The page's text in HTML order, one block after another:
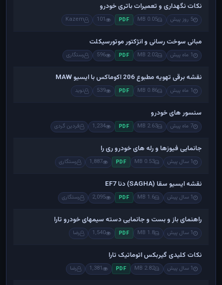
نکات نگهداری و تعمیرات باتری خودرو
5 روز پیش 0.05 MB
PDF
101
Kazem
مبانی سوخت رسانی و انژکتور موتورسیکلت
1 ماه پیش 2.02 MB
PDF
596 رستگاری
نقشه برقی تهویه مطبوع 206 اکوماکس با ایسیو MAW
1 ماه پیش 0.86 MB
PDF
539 نوید
سنسور های خودرو
7 ماه پیش 2.63 MB
PDF
1,234 فردین گردی
جانمایی فیوزها و رله های خودرو ری را
1 سال پیش 0.53 MB
PDF
1,887 رستگاری
نقشه ایسیو سقا (SAGHA) دنا EF7
1 سال پیش 1.6 MB
PDF
2,095 رستگاری
راهنمای باز و بست و جانمایی دسته سیمهای خودرو تارا
1 سال پیش 1.8 MB
PDF
1,540 رضا
نکات کلیدی گیربکس اتوماتیک تارا
1 سال پیش 2.82 MB
PDF
1,381 رضا